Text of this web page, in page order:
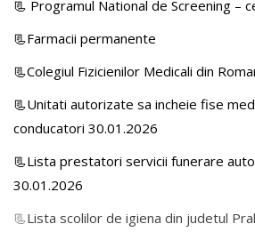
📃 Programul National de Screening –
📃Farmacii permanente
📃Colegiul Fizicienilor Medicali din
📃Unitati autorizate sa incheie fise
conducatori 30.01.2026
📃Lista prestatori servicii funerare
30.01.2026
📃Lista scolilor de igiena din judetul